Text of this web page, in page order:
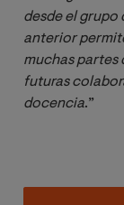
desde el grupo
anterior
muchas partes
futuras
docencia.”